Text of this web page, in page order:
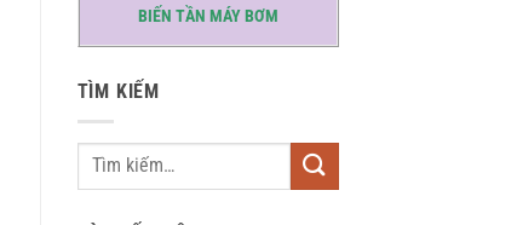
BIẾN TẦN MÁY BƠM
TÌM KIẾM